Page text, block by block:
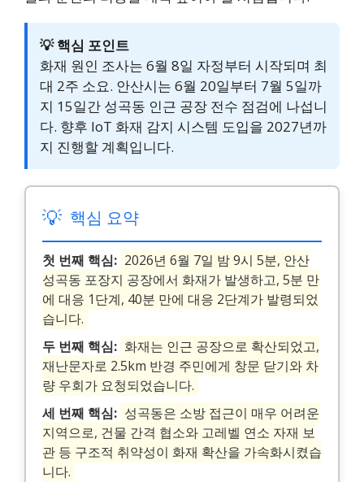
💡 핵심 포인트
화재 원인 조사는 6월 8일 자정부터 시작되며 최
대 2주 소요. 안산시는 6월 20일부터 7월 5일까
지 15일간 성곡동 인근 공장 전수 점검에 나섭니
다. 향후 IoT 화재 감지 시스템 도입을 2027년까
지 진행할 계획입니다.
💡 핵심 요약
첫 번째 핵심: 2026년 6월 7일 밤 9시 5분, 안산
성곡동 포장지 공장에서 화재가 발생하고, 5분 만
에 대응 1단계, 40분 만에 대응 2단계가 발령되었
습니다.
두 번째 핵심: 화재는 인근 공장으로 확산되었고,
재난문자로 2.5km 반경 주민에게 창문 닫기와 차
량 우회가 요청되었습니다.
세 번째 핵심: 성곡동은 소방 접근이 매우 어려운
지역으로, 건물 간격 협소와 고레벨 연소 자재 보
관 등 구조적 취약성이 화재 확산을 가속화시켰습
니다.